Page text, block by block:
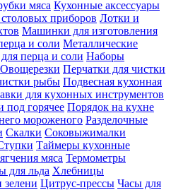
мяса Кухонные аксессуары
приборов Лотки и
Машинки для изготовления
и соли Металлические
перца и соли Наборы
Овощерезки Перчатки для чистки
рыбы Подвесная кухонная
для кухонных инструментов
под горячее Порядок на кухне
мороженого Разделочные
Скалки Соковыжималки
Таймеры кухонные
мяса Термометры
для льда Хлебницы
Цитрус-прессы Часы для